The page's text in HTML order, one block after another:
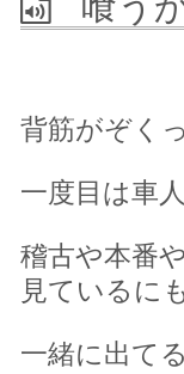
背筋がぞく
一度目は車
稽古や本番
見ているに
一緒に出て